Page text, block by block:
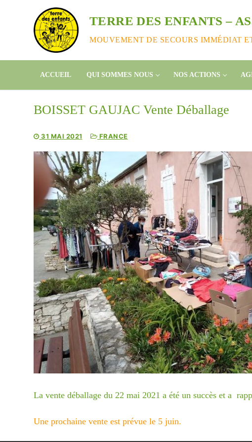
contenu
TERRE DES ENFANTS –
MOUVEMENT DE SECOURS IMMÉDIAT
ACCUEIL QUI SOMMES NOUS NOS ACTIONS
BOISSET GAUJAC Vente Déballage
31 MAI 2021 FRANCE
La vente déballage du 22 mai 2021 a été un succès et a
Une prochaine vente est prévue le 5 juin.